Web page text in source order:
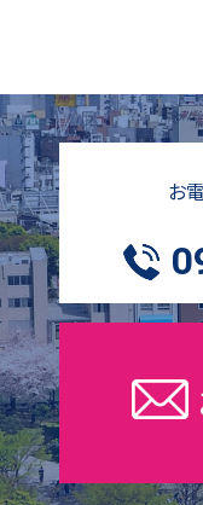
お